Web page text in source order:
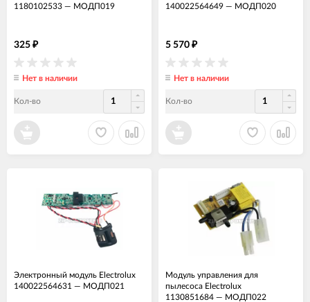
1180102533 — МОДП019
325 ₽
Нет в наличии
Кол-во
140022564649 — МОДП020
5 570 ₽
Нет в наличии
Кол-во
Электронный модуль Electrolux
140022564631 — МОДП021
Модуль управления для
пылесоса Electrolux
1130851684 — МОДП022